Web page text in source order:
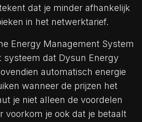
dat je minder afhankelijk
in het netwerktarief.
Energy Management System
systeem dat Dysun Energy
automatisch energie
wanneer de prijzen het
je niet alleen de voordelen
voorkom je ook dat je betaalt